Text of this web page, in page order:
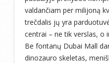
valdančiam per milijoną
trečdalis jų yra
centrai – ne tik verslas, o
Be fontanų Dubai Mall
dinozauro skeletas,